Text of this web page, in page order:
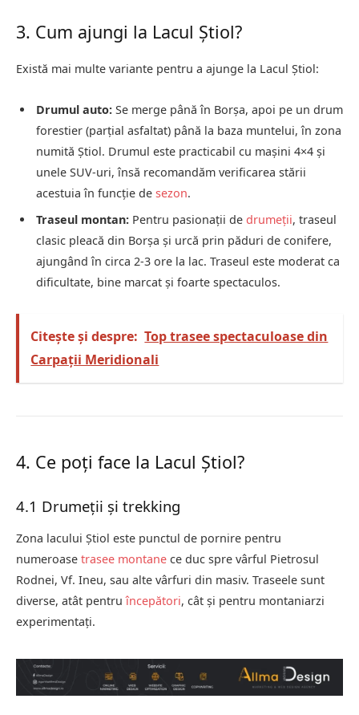
3. Cum ajungi la Lacul Știol?
Există mai multe variante pentru a ajunge la Lacul Știol:
Drumul auto: Se merge până în Borșa, apoi pe un drum
forestier (parțial asfaltat) până la baza muntelui, în zona
numită Știol. Drumul este practicabil cu mașini 4×4 și
unele SUV-uri, însă recomandăm verificarea stării
acestuia în funcție de sezon.
Traseul montan: Pentru pasionații de drumeții, traseul
clasic pleacă din Borșa și urcă prin păduri de conifere,
ajungând în circa 2-3 ore la lac. Traseul este moderat ca
dificultate, bine marcat și foarte spectaculos.
Citește și despre: Top trasee spectaculoase din
Carpații Meridionali
4. Ce poți face la Lacul Știol?
4.1 Drumeții și trekking
Zona lacului Știol este punctul de pornire pentru
numeroase trasee montane ce duc spre vârful Pietrosul
Rodnei, Vf. Ineu, sau alte vârfuri din masiv. Traseele sunt
diverse, atât pentruîncepători, cât și pentru montaniarzi
experimentați.